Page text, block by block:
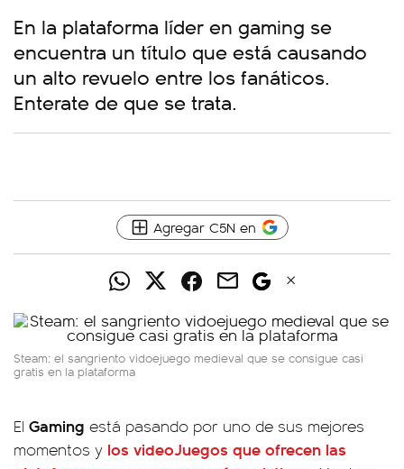
En la plataforma líder en gaming se
encuentra un título que está causando
un alto revuelo entre los fanáticos.
Enterate de que se trata.
Agregar C5N en
Steam: el sangriento vidoejuego medieval que se consigue casi
gratis en la plataforma
El Gaming está pasando por uno de sus mejores
momentos y los videoJuegos que ofrecen las